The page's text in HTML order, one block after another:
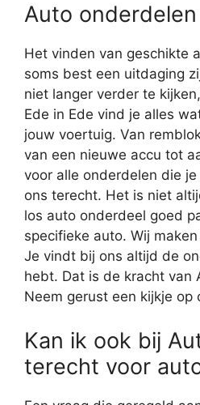
Auto
Het vinden van geschikte
soms best een uitdaging
niet langer verder te
Ede in Ede vind je alles
jouw voertuig. Van
van een nieuwe accu tot
voor alle onderdelen die
ons terecht. Het is niet
los auto onderdeel goed
specifieke auto. Wij
Je vindt bij ons altijd de
hebt. Dat is de kracht van
Neem gerust een kijkje op
Kan ik ook bij
terecht voor